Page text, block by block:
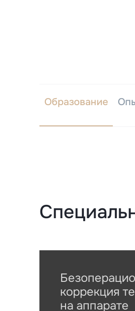
Образование
коррекция
на аппарате